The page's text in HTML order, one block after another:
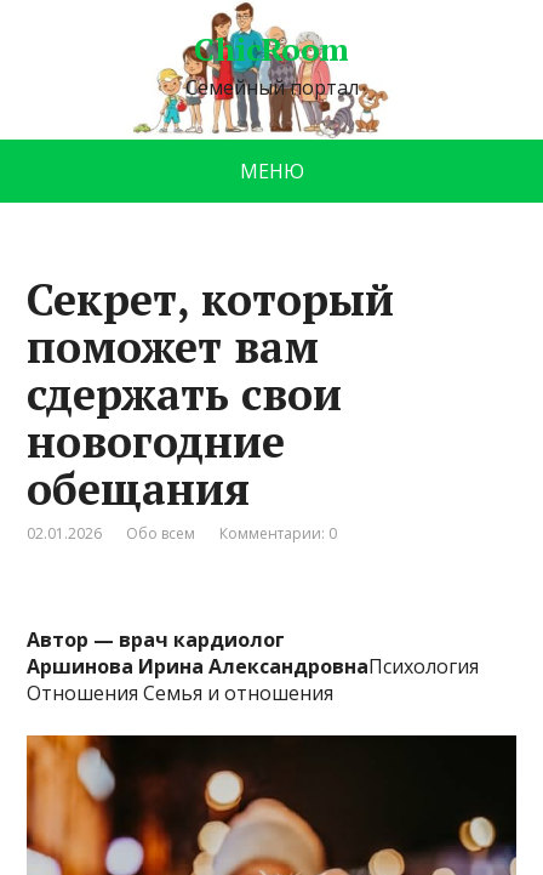
ChicRoom
Семейный портал
МЕНЮ
Секрет, который
поможет вам
сдержать свои
новогодние
обещания
02.01.2026 Обо всем Комментарии: 0
Автор — врач кардиолог
Аршинова Ирина АлександровнаПсихология
Отношения Семья и отношения